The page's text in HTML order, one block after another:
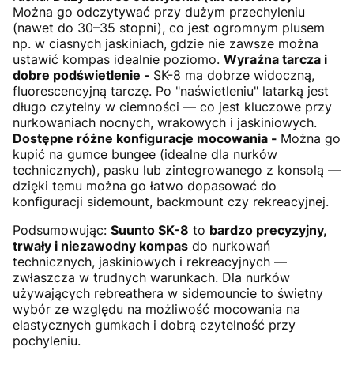
Można go odczytywać przy dużym przechyleniu
(nawet do 30–35 stopni), co jest ogromnym plusem
np. w ciasnych jaskiniach, gdzie nie zawsze można
ustawić kompas idealnie poziomo. Wyraźna tarcza i
dobre podświetlenie - SK-8 ma dobrze widoczną,
fluorescencyjną tarczę. Po "naświetleniu" latarką jest
długo czytelny w ciemności — co jest kluczowe przy
nurkowaniach nocnych, wrakowych i jaskiniowych.
Dostępne różne konfiguracje mocowania - Można go
kupić na gumce bungee (idealne dla nurków
technicznych), pasku lub zintegrowanego z konsolą —
dzięki temu można go łatwo dopasować do
konfiguracji sidemount, backmount czy rekreacyjnej.
Podsumowując: Suunto SK-8 to bardzo precyzyjny,
trwały i niezawodny kompas do nurkowań
technicznych, jaskiniowych i rekreacyjnych —
zwłaszcza w trudnych warunkach. Dla nurków
używających rebreathera w sidemouncie to świetny
wybór ze względu na możliwość mocowania na
elastycznych gumkach i dobrą czytelność przy
pochyleniu.